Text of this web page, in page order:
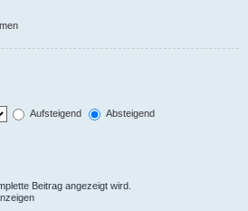
Aufsteigend
Absteigend
Beitrag angezeigt wird.